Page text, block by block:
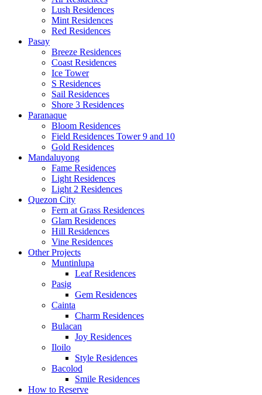
Lush Residences
Mint Residences
Red Residences
Pasay
Breeze Residences
Coast Residences
Ice Tower
S Residences
Sail Residences
Shore 3 Residences
Paranaque
Bloom Residences
Field Residences Tower 9 and 10
Gold Residences
Mandaluyong
Fame Residences
Light Residences
Light 2 Residences
Quezon City
Fern at Grass Residences
Glam Residences
Hill Residences
Vine Residences
Other Projects
Muntinlupa
Leaf Residences
Pasig
Gem Residences
Cainta
Charm Residences
Bulacan
Joy Residences
Iloilo
Style Residences
Bacolod
Smile Residences
How to Reserve